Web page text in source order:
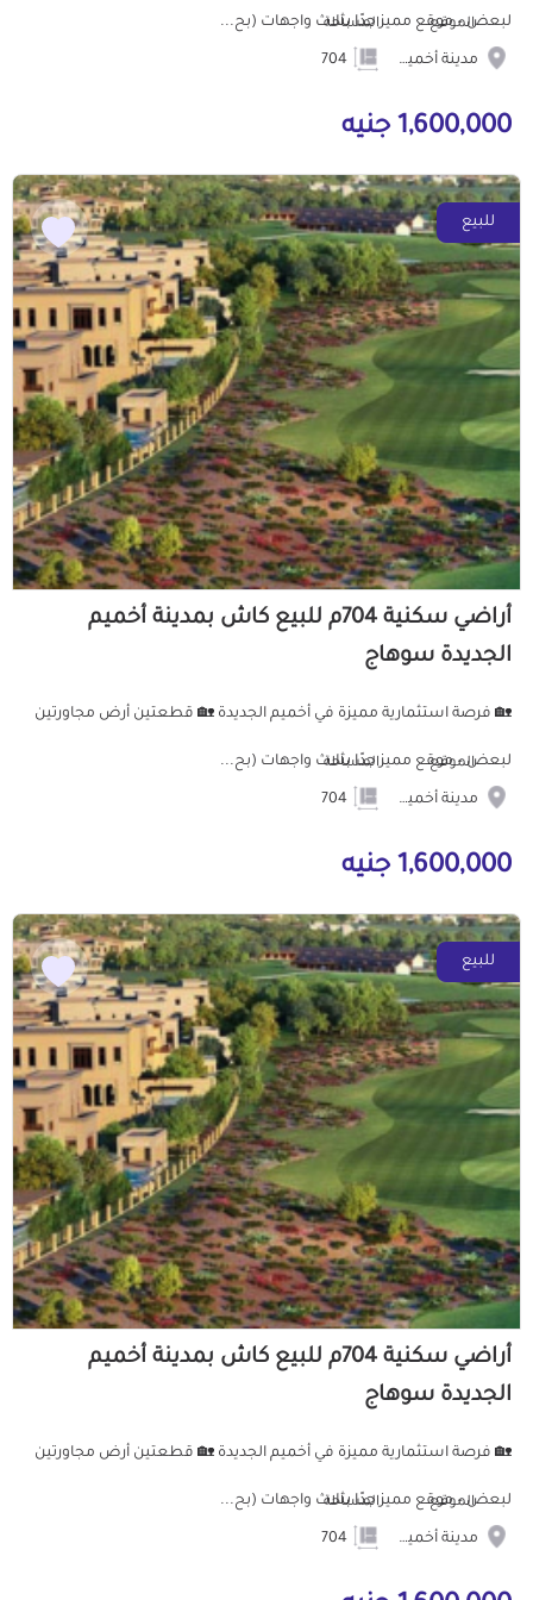
لبعض – موقع مميز جدًا بثلاث واجهات (بح...
الموقع
مدينة أخميم الجديدة
المساحة
1,600,000 جنيه
للبيع
أراضي سكنية 704م للبيع كاش بمدينة أخميم
الجديدة سوهاج
🏡 فرصة استثمارية مميزة في أخميم الجديدة 🏡 قطعتين أرض مجاورتين
لبعض – موقع مميز جدًا بثلاث واجهات (بح...
الموقع
مدينة أخميم الجديدة
المساحة
1,600,000 جنيه
للبيع
أراضي سكنية 704م للبيع كاش بمدينة أخميم
الجديدة سوهاج
🏡 فرصة استثمارية مميزة في أخميم الجديدة 🏡 قطعتين أرض مجاورتين
لبعض – موقع مميز جدًا بثلاث واجهات (بح...
الموقع
مدينة أخميم الجديدة
المساحة